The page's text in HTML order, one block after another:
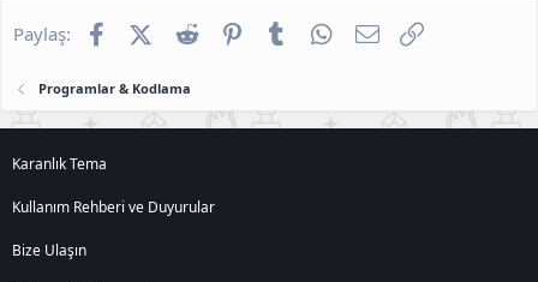
Paylaş: FacebookX (Twitter)
Reddit PinterestTumblr WhatsApp
E-posta
Programlar & Kodlama
Karanlık Tema
Kullanım Rehberi ve Duyurular
Bize Ulaşın